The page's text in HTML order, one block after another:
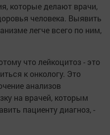
которые делают врачи,
человека. Выявить
легче всего по ним,
что лейкоцитоз - это
к онкологу. Это
анализов
на врачей, которым
пациенту диагноз, -